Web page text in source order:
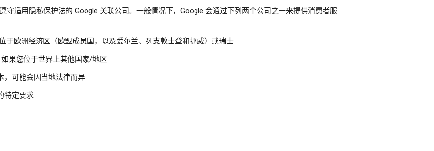
守适用隐私保护法的 Google 关联公司。一般情况下，Google 会通过下列两个公司之一来提供消费者服
于欧洲经济区（欧盟成员国，以及爱尔兰、列支敦士登和挪威）或瑞士
果您位于世界上其他国家/地区
，可能会因当地法律而异
特定要求